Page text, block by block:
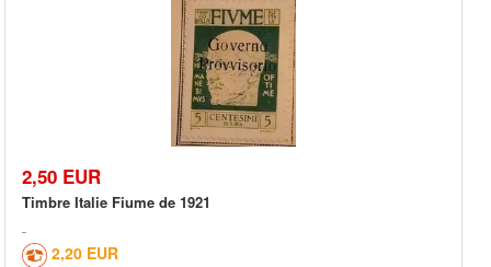
2,50 EUR
Timbre Italie Fiume de 1921
2,20 EUR